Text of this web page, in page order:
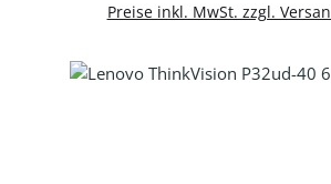
Preise inkl. MwSt. zzgl.